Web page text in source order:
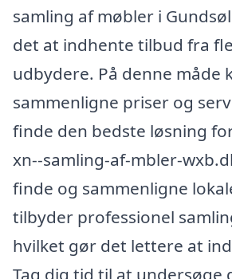
samling af møbler i
det at indhente tilbud fra
udbydere. På denne måde
sammenligne priser og
finde den bedste løsning
xn--samling-af-mbler-
finde og sammenligne
tilbyder professionel
hvilket gør det lettere at
Tag dig tid til at undersøge